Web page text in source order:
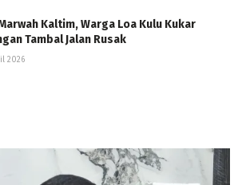
Kaltim, Warga Loa Kulu Kukar
Tambal Jalan Rusak
2026